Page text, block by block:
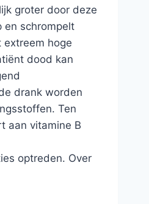
groter door deze
en schrompelt
hoge
dood kan
drank worden
Ten
aan vitamine B
optreden. Over